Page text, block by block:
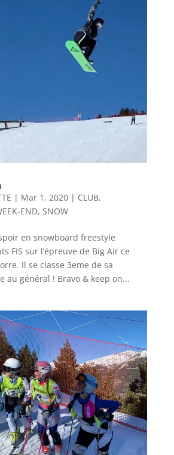
| Mar 1, 2020| CLUB,
END, SNOW
en snowboard freestyle
FIS sur l’épreuve de Big Air ce
Il se classe 3eme de sa
au général ! Bravo & keep on...